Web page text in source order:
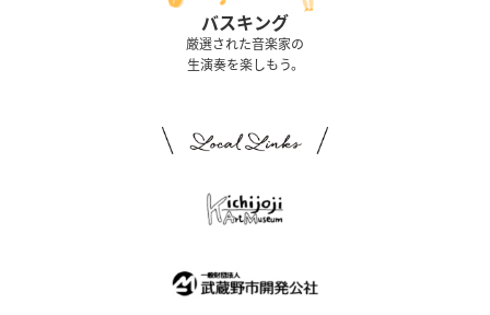
バスキング
厳選された音楽家の
生演奏を楽しもう。